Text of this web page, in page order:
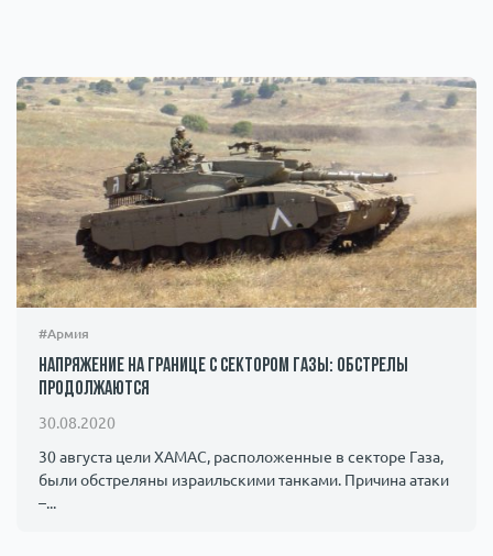
#Армия
Напряжение на границе с сектором Газы: обстрелы
продолжаются
30.08.2020
30 августа цели ХАМАС, расположенные в секторе Газа,
были обстреляны израильскими танками. Причина атаки
–...